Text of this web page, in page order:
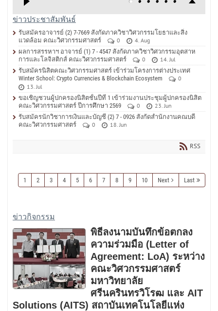
ข่าวประชาสัมพันธ์
รับสมัครอาจารย์ (2) 7-7669 สังกัดภาควิชาวิศวกรรมโยธาและสิ่ง
แวดล้อม คณะวิศวกรรมศาสตร์
0
4. Aug
ผลการสรรหาฯ อาจารย์ (1) 7 - 4547 สังกัดภาควิชาวิศวกรรมอุตสาห
การและโลจิสติกส์ คณะวิศวกรรมศาสตร์
0
14. Jul
รับสมัครนิสิตคณะวิศวกรรมศาสตร์ เข้าร่วมโครงการต่างประเทศ
Winter School: Crypto Currencies & Blockchain Ecosystem
0
13. Jul
ขอเชิญชวนผู้ปกครองนิสิตชั้นปีที่ 1 เข้าร่วมงานประชุมผู้ปกครองนิสิต
คณะวิศวกรรมศาสตร์ ปีการศึกษา 2569
0
23. Jun
รับสมัครนักวิชาการเงินและบัญชี (2) 7 - 0926 สังกัดสำนักงานคณบดี
คณะวิศวกรรมศาสตร์
0 18. Jun
RSS
1 2 3 4 5 6 7 8 9 10 Next Last
ข่าวกิจกรรม
พิธีลงนามบันทึกข้อตกลง
ความร่วมมือ (Letter of
Agreement: LoA) ระหว่าง
คณะวิศวกรรมศาสตร์
มหาวิทยาลัย
ศรีนครินทรวิโรฒ และ AIT
Solutions (AITS) สถาบันเทคโนโลยีแห่ง